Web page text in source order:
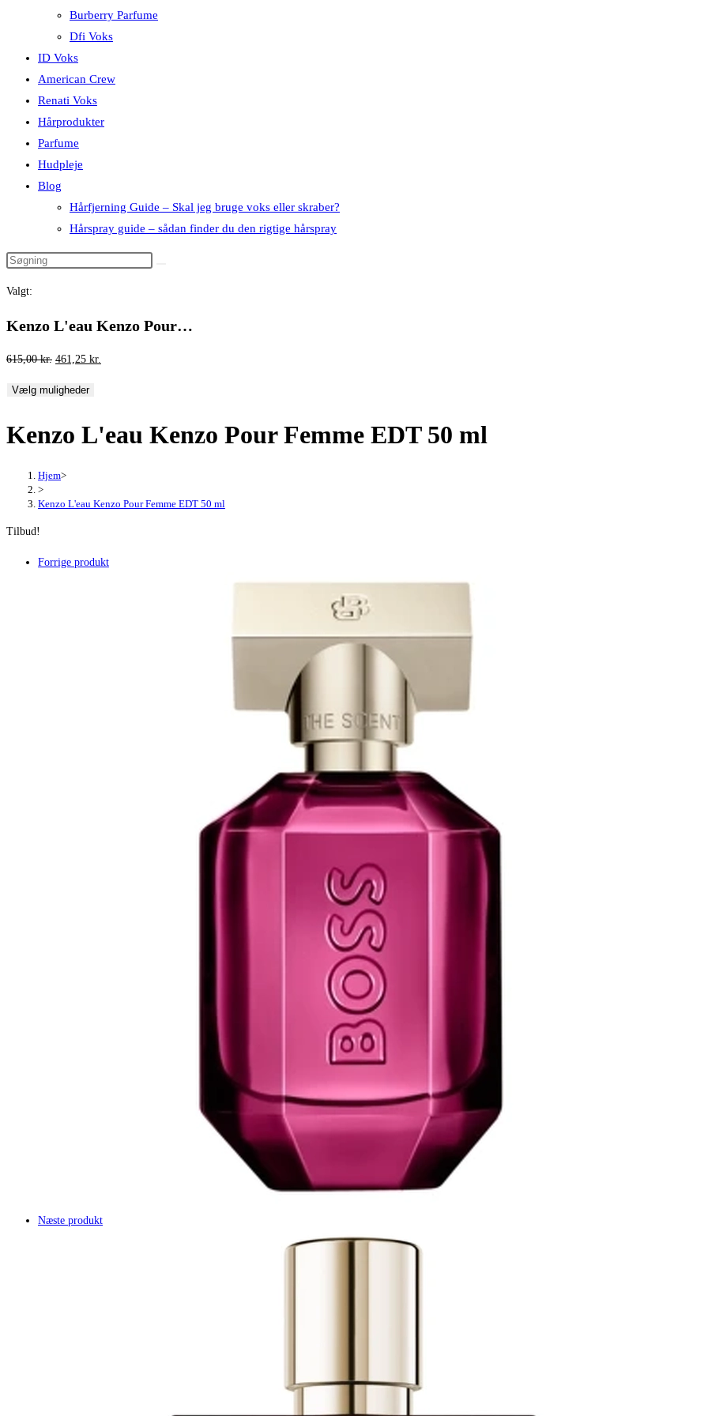
Burberry Parfume
Dfi Voks
ID Voks
American Crew
Renati Voks
Hårprodukter
Parfume
Hudpleje
Blog
Hårfjerning Guide – Skal jeg bruge voks eller skraber?
Hårspray guide – sådan finder du den rigtige hårspray
Valgt:
Kenzo L'eau Kenzo Pour…
615,00kr. Den
pris
615,00 kr..
461,25 kr.
461,25 kr..
Vælg muligheder
Kenzo L'eau Kenzo Pour Femme EDT 50 ml
Hjem>
>
Kenzo L'eau Kenzo Pour Femme EDT 50 ml
Tilbud!
Forrige produkt
Næste produkt